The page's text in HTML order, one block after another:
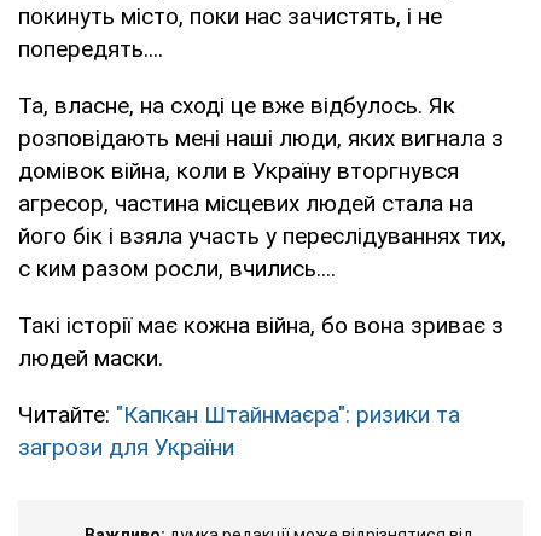
покинуть місто, поки нас зачистять, і не
попередять....
Та, власне, на сході це вже відбулось. Як
розповідають мені наші люди, яких вигнала з
домівок війна, коли в Україну вторгнувся
агресор, частина місцевих людей стала на
його бік і взяла участь у переслідуваннях тих,
с ким разом росли, вчились....
Такі історії має кожна війна, бо вона зриває з
людей маски.
Читайте: "Капкан Штайнмаєра": ризики та
загрози для України